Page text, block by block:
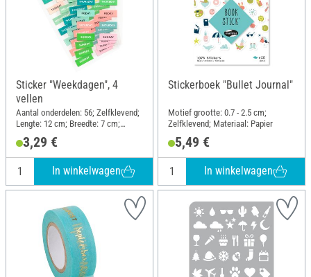
Sticker "Weekdagen", 4
vellen
Aantal onderdelen: 56; Zelfklevend;
Lengte: 12 cm; Breedte: 7 cm;
3,29 €
In winkelwagen
Stickerboek "Bullet Journal"
Motief grootte: 0.7 - 2.5 cm;
Zelfklevend; Materiaal: Papier
5,49 €
In winkelwagen